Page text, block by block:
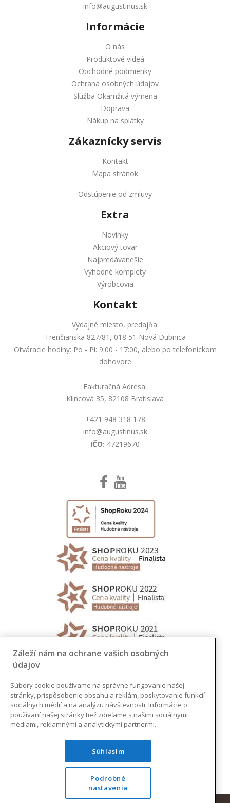
info@augustinus.sk
Informácie
O nás
Produktové videá
Obchodné podmienky
Ochrana osobných údajov
Služba Okamžitá výmena
Doprava
Nákup na splátky
Zákaznícky servis
Kontakt
Mapa stránok
Odstúpenie od zmluvy
Extra
Novinky
Akciový tovar
Najpredávanešie
Výhodné komplety
Výrobcovia
Kontakt
Výdajné miesto, predajňa:
Trenčianska 827/81, 018 51 Nová Dubnica
Otváracie hodiny: Po - Pi: 9:00 - 17:00, alebo po telefonickom
dohovore
Fakturačná Adresa:
Klincová 35, 82108 Bratislava
+421 948 318 178
info@augustinus.sk
IČO: 47219670
Záleží nám na ochrane vašich osobných
údajov
Súbory cookie používame na správne fungovanie našej
stránky, prispôsobenie obsahu a reklám, poskytovanie funkcií
sociálnych médií a na analýzu návštevnosti. Informácie o
používaní našej stránky tiež zdieľame s našimi sociálnymi
médiami, reklamnými a analytickými partnermi.
Súhlasím
Podrobné
nastavenia